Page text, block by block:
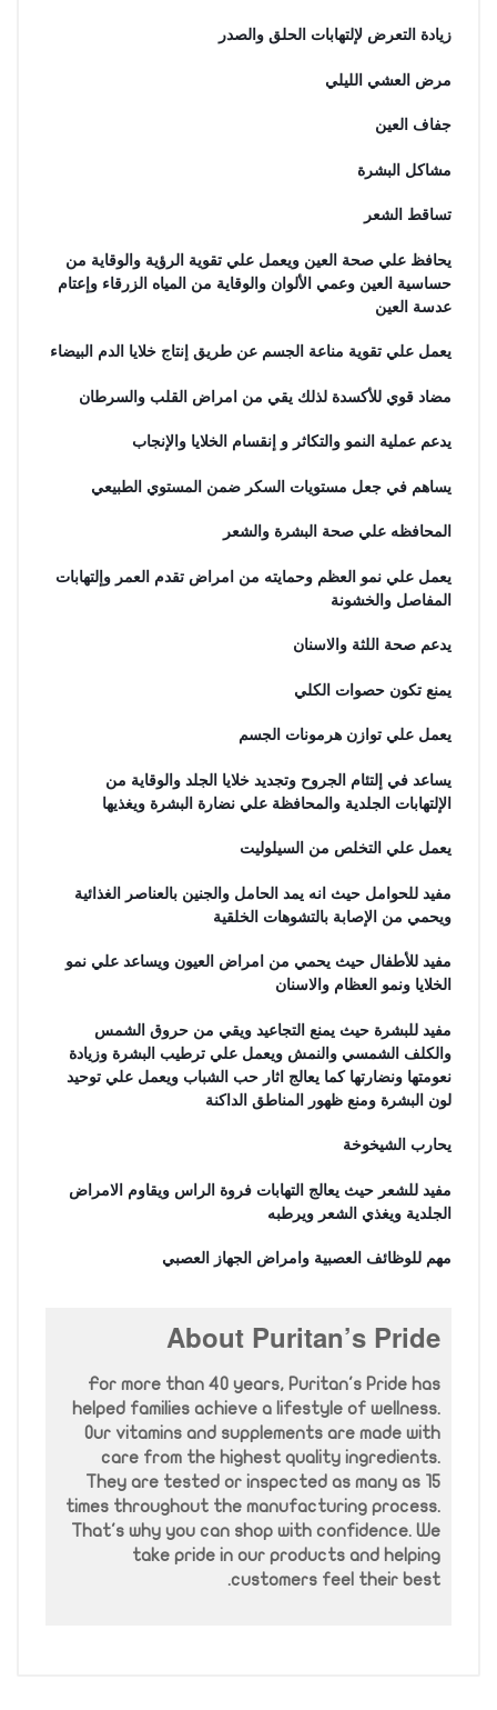
زيادة التعرض لإلتهابات الحلق والصدر
مرض العشي الليلي
جفاف العين
مشاكل البشرة
تساقط الشعر
يحافظ علي صحة العين ويعمل علي تقوية الرؤية والوقاية من
حساسية العين وعمي الألوان والوقاية من المياه الزرقاء وإعتام
عدسة العين
يعمل علي تقوية مناعة الجسم عن طريق إنتاج خلايا الدم البيضاء
مضاد قوي للأكسدة لذلك يقي من امراض القلب والسرطان
يدعم عملية النمو والتكاثر و إنقسام الخلايا والإنجاب
يساهم في جعل مستويات السكر ضمن المستوي الطبيعي
المحافظه علي صحة البشرة والشعر
يعمل علي نمو العظم وحمايته من امراض تقدم العمر وإلتهابات
المفاصل والخشونة
يدعم صحة اللثة والاسنان
يمنع تكون حصوات الكلي
يعمل علي توازن هرمونات الجسم
يساعد في إلتئام الجروح وتجديد خلايا الجلد والوقاية من
الإلتهابات الجلدية والمحافظة علي نضارة البشرة ويغذيها
يعمل علي التخلص من السيلوليت
مفيد للحوامل حيث انه يمد الحامل والجنين بالعناصر الغذائية
ويحمي من الإصابة بالتشوهات الخلقية
مفيد للأطفال حيث يحمي من امراض العيون ويساعد علي نمو
الخلايا ونمو العظام والاسنان
مفيد للبشرة حيث يمنع التجاعيد ويقي من حروق الشمس
والكلف الشمسي والنمش ويعمل علي ترطيب البشرة وزيادة
نعومتها ونضارتها كما يعالج اثار حب الشباب ويعمل علي توحيد
لون البشرة ومنع ظهور المناطق الداكنة
يحارب الشيخوخة
مفيد للشعر حيث يعالج التهابات فروة الراس ويقاوم الامراض
الجلدية ويغذي الشعر ويرطبه
مهم للوظائف العصبية وامراض الجهاز العصبي
About Puritan’s Pride
For more than 40 years, Puritan's Pride has
helped families achieve a lifestyle of wellness.
Our vitamins and supplements are made with
care from the highest quality ingredients.
They are tested or inspected as many as 15
times throughout the manufacturing process.
That's why you can shop with confidence. We
take pride in our products and helping
customers feel their best.